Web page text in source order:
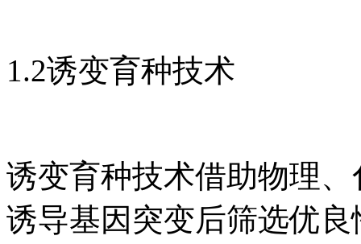
1.2诱变育种技术
诱变育种技术借助物理
诱导基因突变后筛选优